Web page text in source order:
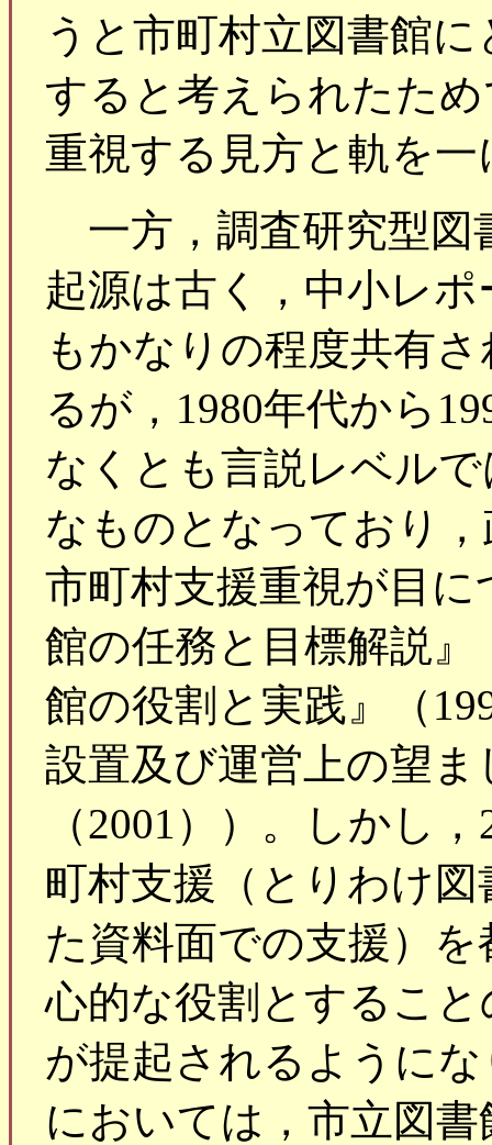
うと市町村立図書館
すると考えられたた
重視する見方と軌を
一方，調査研究型図
起源は古く，中小レ
もかなりの程度共有
るが，1980年代から
なくとも言説レベル
なものとなっており
市町村支援重視が目
館の任務と目標解説』
館の役割と実践』（
設置及び運営上の望ま
（2001））。しかし
町村支援（とりわけ
た資料面での支援）
心的な役割とするこ
が提起されるように
においては，市立図